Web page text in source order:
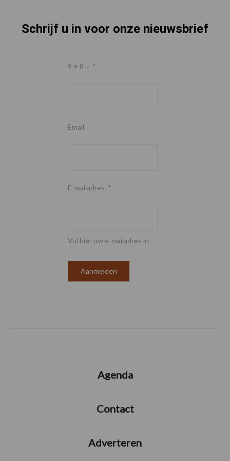
Schrijf u in voor onze nieuwsbrief
9 + 8 = *
Email
E-mailadres *
Vul hier uw e-mailadres in
Agenda
Contact
Adverteren